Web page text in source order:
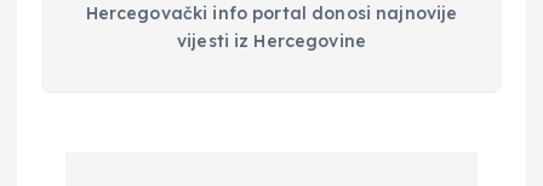
Hercegovački info portal donosi najnovije
vijesti iz Hercegovine